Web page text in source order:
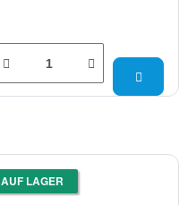
AUF LAGER